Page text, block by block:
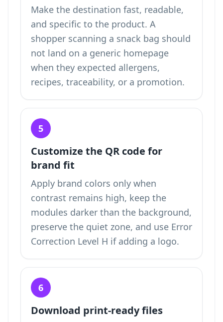
Make the destination fast, readable,
and specific to the product. A
shopper scanning a snack bag should
not land on a generic homepage
when they expected allergens,
recipes, traceability, or a promotion.
5
Customize the QR code for
brand fit
Apply brand colors only when
contrast remains high, keep the
modules darker than the background,
preserve the quiet zone, and use Error
Correction Level H if adding a logo.
6
Download print-ready files